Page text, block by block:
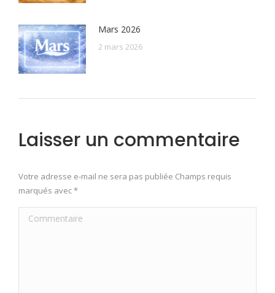
Mars 2026
2 mars 2026
Laisser un commentaire
Votre adresse e-mail ne sera pas publiée Champs requis
marqués avec*
Commentaire